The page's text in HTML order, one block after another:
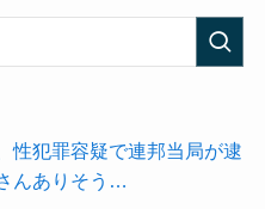
性犯罪容疑で連邦当局が逮
んありそう…